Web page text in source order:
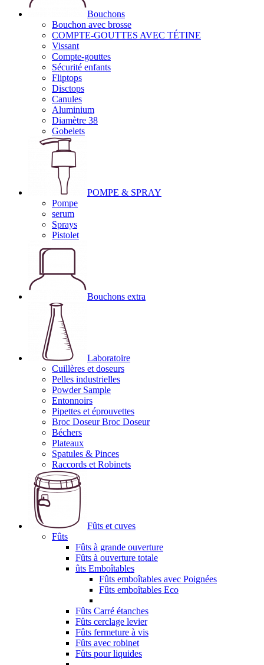
Bouchons
Bouchon avec brosse
COMPTE-GOUTTES AVEC TÉTINE
Vissant
Compte-gouttes
Sécurité enfants
Fliptops
Disctops
Canules
Aluminium
Diamètre 38
Gobelets
POMPE & SPRAY
Pompe
serum
Sprays
Pistolet
Bouchons extra
Laboratoire
Cuillères et doseurs
Pelles industrielles
Powder Sample
Entonnoirs
Pipettes et éprouvettes
Broc Doseur Broc Doseur
Béchers
Plateaux
Spatules & Pinces
Raccords et Robinets
Fûts et cuves
Fûts
Fûts à grande ouverture
Fûts à ouverture totale
ûts Emboîtables
Fûts emboîtables avec Poignées
Fûts emboîtables Eco
Fûts Carré étanches
Fûts cerclage levier
Fûts fermeture à vis
Fûts avec robinet
Fûts pour liquides